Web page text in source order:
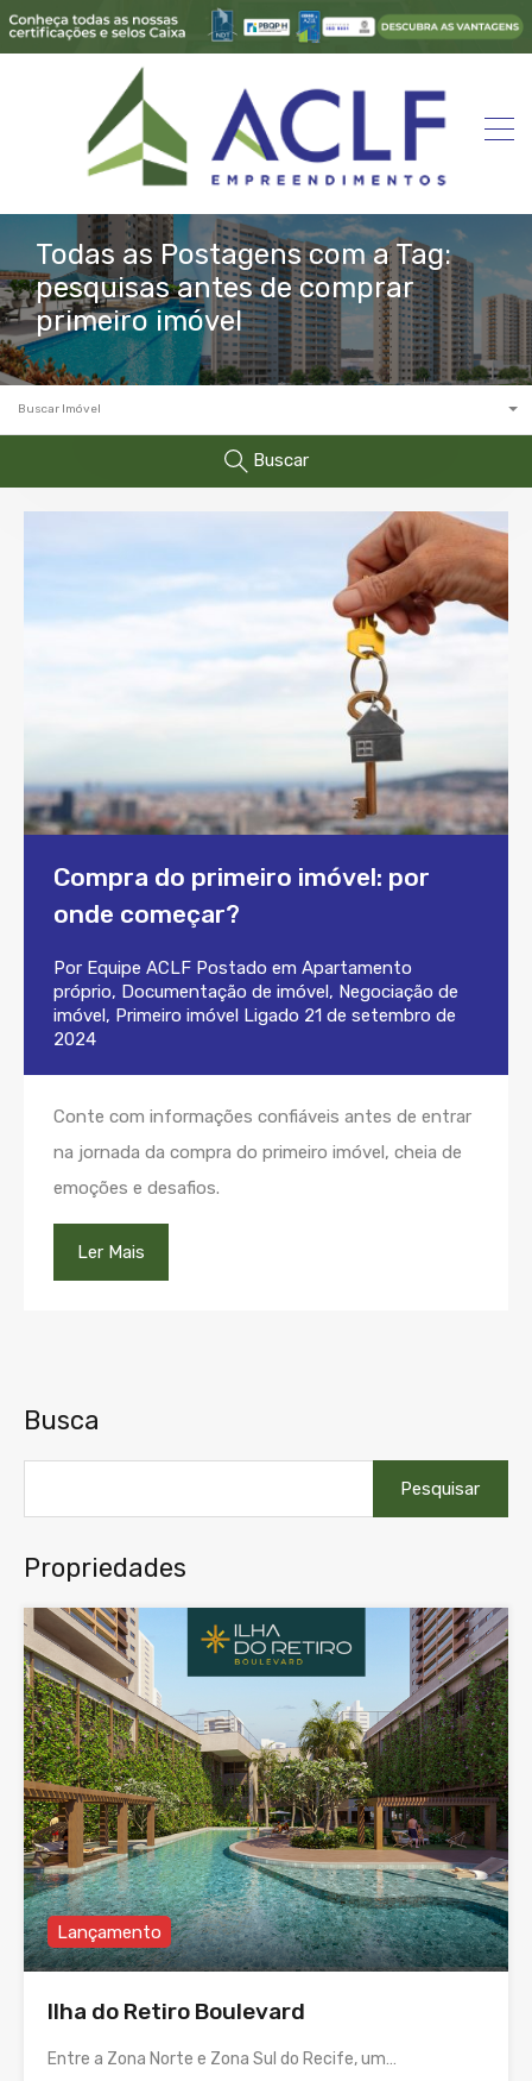
Todas as Postagens com a Tag:
pesquisas antes de comprar
primeiro imóvel
Buscar Imóvel
Buscar
Compra do primeiro imóvel: por
onde começar?
Por Equipe ACLF Postado em Apartamento
próprio, Documentação de imóvel, Negociação de
imóvel, Primeiro imóvel Ligado 21 de setembro de
2024
Conte com informações confiáveis antes de entrar
na jornada da compra do primeiro imóvel, cheia de
emoções e desafios.
Ler Mais
Busca
por:
Propriedades
Lançamento
Ilha do Retiro Boulevard
Entre a Zona Norte e Zona Sul do Recife, um…